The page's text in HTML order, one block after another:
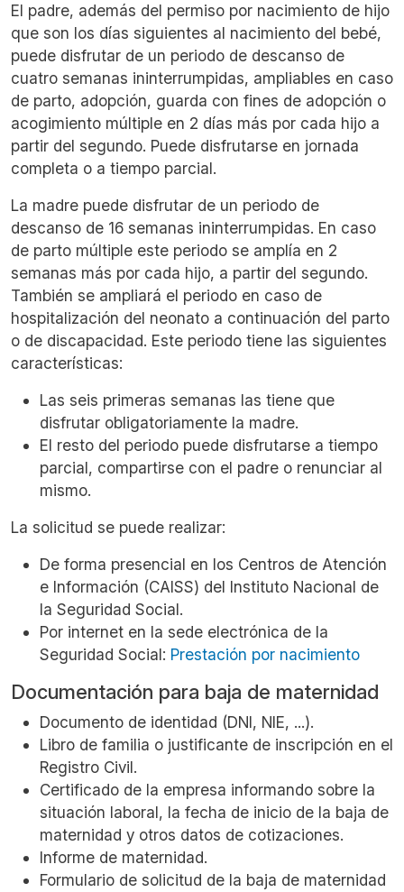
El padre, además del permiso por nacimiento de hijo
que son los días siguientes al nacimiento del bebé,
puede disfrutar de un periodo de descanso de
cuatro semanas ininterrumpidas, ampliables en caso
de parto, adopción, guarda con fines de adopción o
acogimiento múltiple en 2 días más por cada hijo a
partir del segundo. Puede disfrutarse en jornada
completa o a tiempo parcial.
La madre puede disfrutar de un periodo de
descanso de 16 semanas ininterrumpidas. En caso
de parto múltiple este periodo se amplía en 2
semanas más por cada hijo, a partir del segundo.
También se ampliará el periodo en caso de
hospitalización del neonato a continuación del parto
o de discapacidad. Este periodo tiene las siguientes
características:
Las seis primeras semanas las tiene que
disfrutar obligatoriamente la madre.
El resto del periodo puede disfrutarse a tiempo
parcial, compartirse con el padre o renunciar al
mismo.
La solicitud se puede realizar:
De forma presencial en los Centros de Atención
e Información (CAISS) del Instituto Nacional de
la Seguridad Social.
Por internet en la sede electrónica de la
Seguridad Social: Prestación por nacimiento
Documentación para baja de maternidad
Documento de identidad (DNI, NIE, ...).
Libro de familia o justificante de inscripción en el
Registro Civil.
Certificado de la empresa informando sobre la
situación laboral, la fecha de inicio de la baja de
maternidad y otros datos de cotizaciones.
Informe de maternidad.
Formulario de solicitud de la baja de maternidad